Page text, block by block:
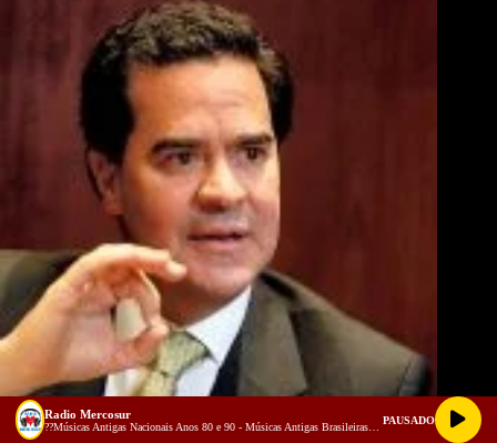
Frank Pearl, El Camaleón
Radio Mercosur PAUSADO